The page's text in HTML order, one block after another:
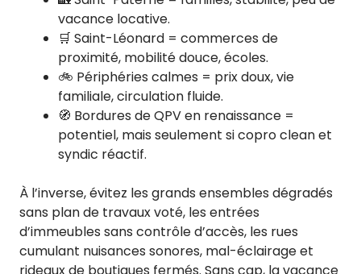
vacance locative.
🛒 Saint-Léonard = commerces de
proximité, mobilité douce, écoles.
🚲 Périphéries calmes = prix doux, vie
familiale, circulation fluide.
🧭 Bordures de QPV en renaissance =
potentiel, mais seulement si copro clean et
syndic réactif.
À l’inverse, évitez les grands ensembles dégradés
sans plan de travaux voté, les entrées
d’immeubles sans contrôle d’accès, les rues
cumulant nuisances sonores, mal-éclairage et
rideaux de boutiques fermés. Sans cap, la vacance